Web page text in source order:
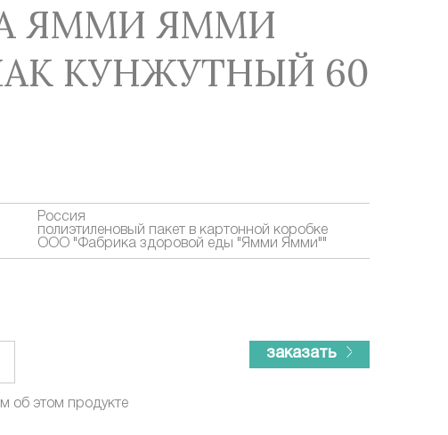
ЯММИ ЯММИ
КУНЖУТНЫЙ 60
Россия
полиэтиленовый пакет в картонной коробке
ООО "Фабрика здоровой еды "Ямми Ямми""
заказать
об этом продукте